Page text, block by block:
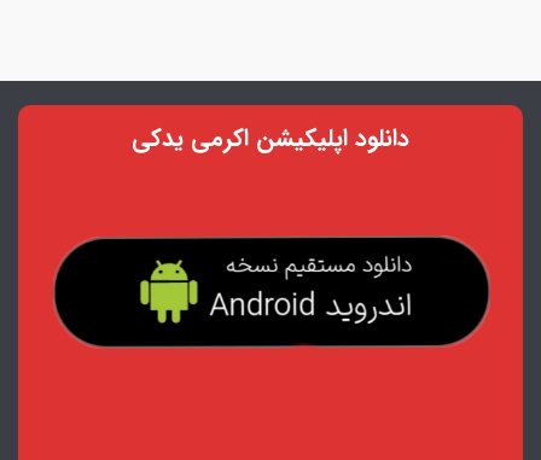
دانلود اپلیکیشن اکرمی یدکی